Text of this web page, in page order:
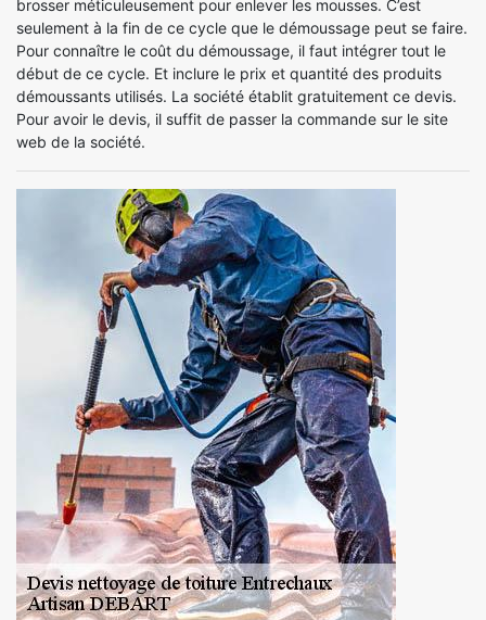
brosser méticuleusement pour enlever les mousses. C’est
seulement à la fin de ce cycle que le démoussage peut se faire.
Pour connaître le coût du démoussage, il faut intégrer tout le
début de ce cycle. Et inclure le prix et quantité des produits
démoussants utilisés. La société établit gratuitement ce devis.
Pour avoir le devis, il suffit de passer la commande sur le site
web de la société.